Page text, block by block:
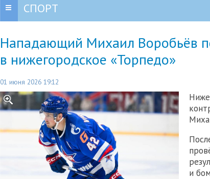
СПОРТ
Нападающий Михаил Воробьёв
в нижегородское «Торпедо»
01 июня 2026 19:12
и